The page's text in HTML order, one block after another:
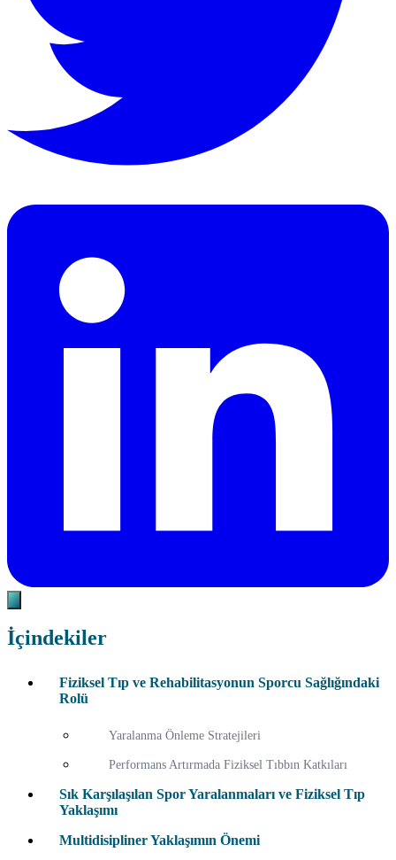
İçindekiler
Fiziksel Tıp ve Rehabilitasyonun Sporcu Sağlığındaki
Rolü
Yaralanma Önleme Stratejileri
Performans Artırmada Fiziksel Tıbbın Katkıları
Sık Karşılaşılan Spor Yaralanmaları ve Fiziksel Tıp
Yaklaşımı
Multidisipliner Yaklaşımın Önemi